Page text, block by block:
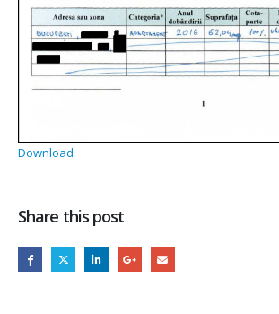
Download
Share this post